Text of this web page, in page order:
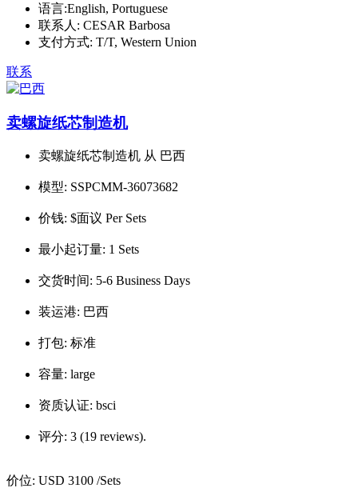
语言:English, Portuguese
联系人: CESAR Barbosa
支付方式: T/T, Western Union
联系
卖螺旋纸芯制造机
卖螺旋纸芯制造机 从 巴西
模型: SSPCMM-36073682
价钱: $面议 Per Sets
最小起订量: 1 Sets
交货时间: 5-6 Business Days
装运港: 巴西
打包: 标准
容量: large
资质认证: bsci
评分: 3 (19 reviews).
价位: USD 3100 /Sets